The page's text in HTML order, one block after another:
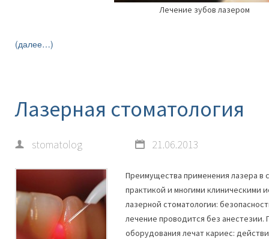
Лечение зубов лазером
(далее…)
Лазерная стоматология
stomatolog 21.06.2013
Преимущества применения лазера в
практикой и многими клиническими
лазерной стоматологии:
лечение проводится без анестезии.
оборудования лечат кариес: